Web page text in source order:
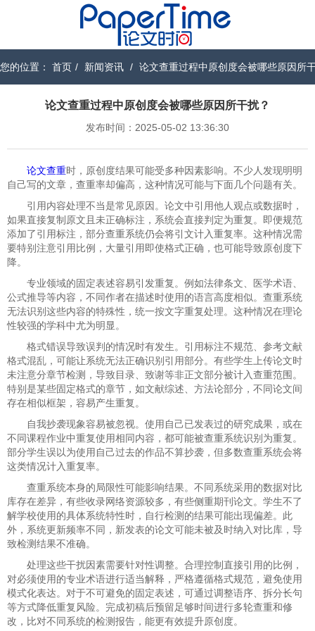
您的位置： 首页 / 新闻资讯 / 论文查重过程中原创度会被哪些原因所
论文查重过程中原创度会被哪些原因所干扰？
发布时间：2025-05-02 13:36:30
论文查重时，原创度结果可能受多种因素影响。不少人发现明明
自己写的文章，查重率却偏高，这种情况可能与下面几个问题有关。
引用内容处理不当是常见原因。论文中引用他人观点或数据时，
如果直接复制原文且未正确标注，系统会直接判定为重复。即便规范
添加了引用标注，部分查重系统仍会将引文计入重复率。这种情况需
要特别注意引用比例，大量引用即使格式正确，也可能导致原创度下
降。
专业领域的固定表述容易引发重复。例如法律条文、医学术语、
公式推导等内容，不同作者在描述时使用的语言高度相似。查重系统
无法识别这些内容的特殊性，统一按文字重复处理。这种情况在理论
性较强的学科中尤为明显。
格式错误导致误判的情况时有发生。引用标注不规范、参考文献
格式混乱，可能让系统无法正确识别引用部分。有些学生上传论文时
未注意分章节检测，导致目录、致谢等非正文部分被计入查重范围。
特别是某些固定格式的章节，如文献综述、方法论部分，不同论文间
存在相似框架，容易产生重复。
自我抄袭现象容易被忽视。使用自己已发表过的研究成果，或在
不同课程作业中重复使用相同内容，都可能被查重系统识别为重复。
部分学生误以为使用自己过去的作品不算抄袭，但多数查重系统会将
这类情况计入重复率。
查重系统本身的局限性可能影响结果。不同系统采用的数据对比
库存在差异，有些收录网络资源较多，有些侧重期刊论文。学生不了
解学校使用的具体系统特性时，自行检测的结果可能出现偏差。此
外，系统更新频率不同，新发表的论文可能未被及时纳入对比库，导
致检测结果不准确。
处理这些干扰因素需要针对性调整。合理控制直接引用的比例，
对必须使用的专业术语进行适当解释，严格遵循格式规范，避免使用
模式化表达。对于不可避免的固定表述，可通过调整语序、拆分长句
等方式降低重复风险。完成初稿后预留足够时间进行多轮查重和修
改，比对不同系统的检测报告，能更有效提升原创度。